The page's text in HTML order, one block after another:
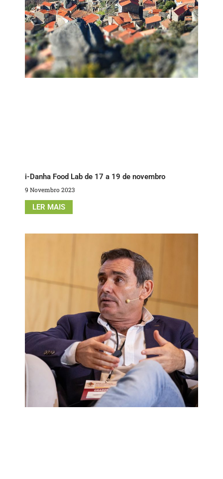
i-Danha Food Lab de 17 a 19 de novembro
9 Novembro 2023
LER MAIS